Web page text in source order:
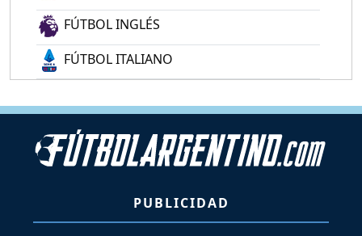
FÚTBOL INGLÉS
FÚTBOL ITALIANO
PUBLICIDAD